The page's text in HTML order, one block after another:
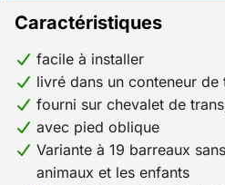
Caractéristiques
facile à installer
livré dans un conteneur de
fourni sur chevalet de
avec pied oblique
Variante à 19 barreaux
animaux et les enfants